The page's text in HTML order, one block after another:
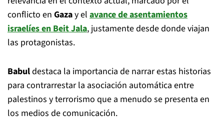
conflicto en Gazay el avance de asentamientos
israelíes en Beit Jala, justamente desde donde viajan
las protagonistas.
Babuldestaca la importancia de narrar estas historias
para contrarrestar la asociación automática entre
palestinos y terrorismo que a menudo se presenta en
los medios de comunicación.